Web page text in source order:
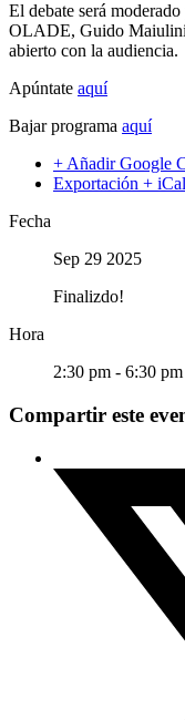
El debate será
OLADE, Guido
abierto con la audiencia.
Apúntate aquí
Bajar programa aquí
+ Añadir Google
Exportación +
Fecha
Sep 29 2025
Finalizdo!
Hora
2:30 pm - 6:30 pm
Compartir este